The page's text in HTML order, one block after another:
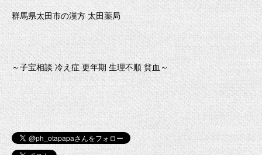
群馬県太田市の漢方 太田薬局
～子宝相談 冷え症 更年期 生理不順 貧血～